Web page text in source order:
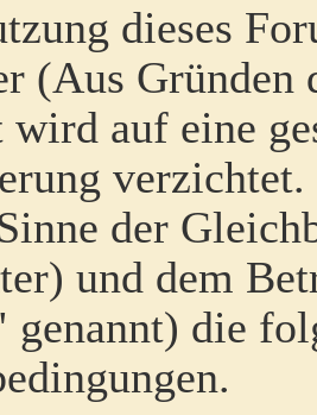
dieses
(Aus Gründen
wird auf eine
der
und dem
die